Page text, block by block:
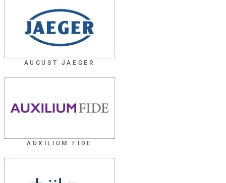
AUGUST JAEGER
AUXILIUM FIDE